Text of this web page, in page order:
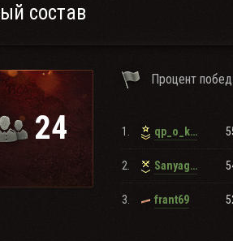
состав
24
Процент побед
1. qp_o_k_y_c
2. Sanyaga86
3. frant69